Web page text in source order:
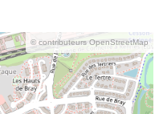
© contributeurs OpenStreetMap